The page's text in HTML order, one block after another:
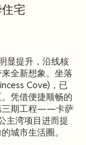
宅
显提升，沿线核
全新想象。坐落
Cove)，已
凭借便捷顺畅的
三期工程——卡萨
主湾项目进而提
城市生活圈。